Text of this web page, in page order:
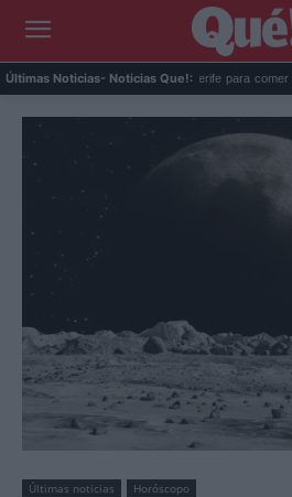
Últimas Noticias- Noticias Que!:
restaurantes de Tenerife para comer co...
Últimas noticias Horóscopo